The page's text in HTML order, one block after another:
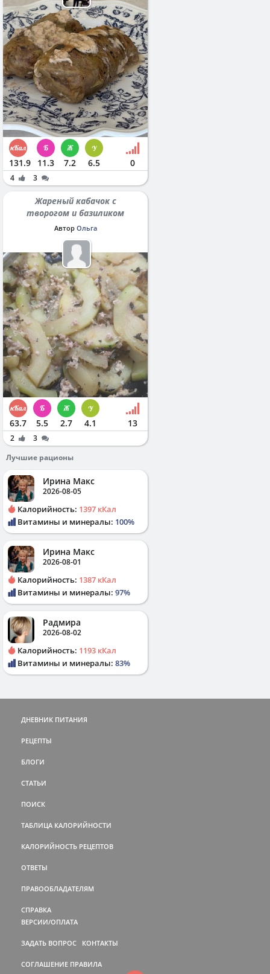
131.9 11.3 7.2 6.5 0
4 3
Жареный кабачок с
творогом и базиликом
Автор Ольга
63.7 5.5 2.7 4.1 13
2
3
Лучшие рационы
Ирина Макс
2026-08-05
Калорийность: 1397 кКал
Витамины и минералы: 100%
Ирина Макс
2026-08-01
Калорийность: 1387 кКал
Витамины и минералы: 97%
Радмира
2026-08-02
Калорийность: 1193 кКал
Витамины и минералы: 83%
ДНЕВНИК ПИТАНИЯ
РЕЦЕПТЫ
БЛОГИ
СТАТЬИ
ПОИСК
ТАБЛИЦА КАЛОРИЙНОСТИ
КАЛОРИЙНОСТЬ РЕЦЕПТОВ
ОТВЕТЫ
ПРАВООБЛАДАТЕЛЯМ
СПРАВКА
ВЕРСИИ/ОПЛАТА
ЗАДАТЬ ВОПРОС КОНТАКТЫ
СОГЛАШЕНИЕ ПРАВИЛА